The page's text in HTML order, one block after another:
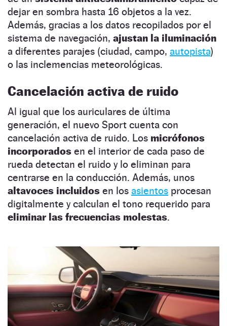
dejar en sombra hasta 16 objetos a la vez.
Además, gracias a los datos recopilados por el
sistema de navegación, ajustan la iluminación
a diferentes parajes (ciudad, campo, autopista)
o las inclemencias meteorológicas.
Cancelación activa de ruido
Al igual que los auriculares de última
generación, el nuevo Sport cuenta con
cancelación activa de ruido. Los micrófonos
incorporados en el interior de cada paso de
rueda detectan el ruido y lo eliminan para
centrarse en la conducción. Además, unos
altavoces incluidos en los asientos procesan
digitalmente y calculan el tono requerido para
eliminar las frecuencias molestas.